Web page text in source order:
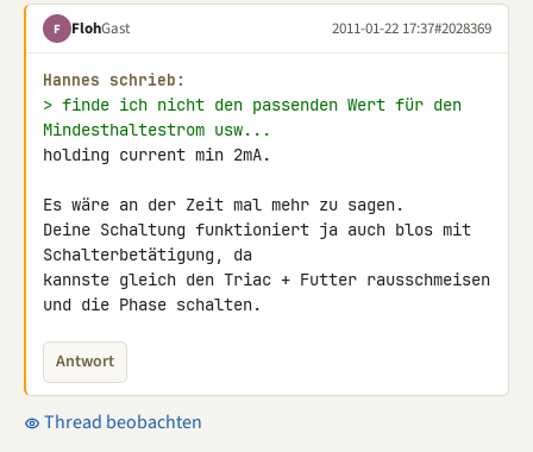
F FlohGast 2011-01-22 17:37#2028369
Hannes schrieb:
> finde ich nicht den passenden Wert für den
Mindesthaltestrom usw...
holding current min 2mA.
Es wäre an der Zeit mal mehr zu sagen.
Deine Schaltung funktioniert ja auch blos mit
Schalterbetätigung, da
kannste gleich den Triac + Futter rausschmeisen
und die Phase schalten.
Antwort
Thread beobachten